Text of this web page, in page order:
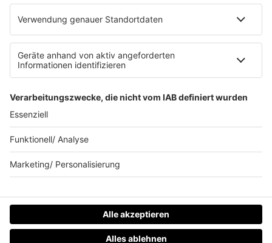
Waffel-Werbepartner
80s80s.de
90s90s.de
Schlagerplanetradio.com
1deutsch.de
WEIHNACHTSMUSIK.FM
© barba radio. Ein Baby von Barbara Schöneberger und
REGIOCAST.